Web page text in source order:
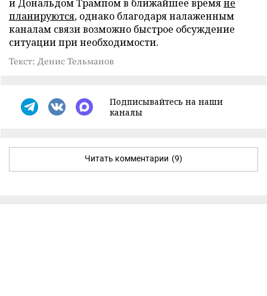
и Дональдом Трампом в ближайшее времяне
планируются, однако благодаря налаженным
каналам связи возможно быстрое обсуждение
ситуации при необходимости.
Текст: Денис Тельманов
Подписывайтесь на наши
каналы
Читать комментарии (9)